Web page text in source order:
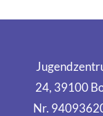
24, 39100
Nr.